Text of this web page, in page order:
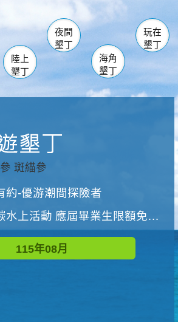
南仁湖
佳樂水
然中心 森林遊樂區
館 墾管處遊客中心
社頂公園 風吹沙
船帆石 龍磐公園
香蕉灣
砂島
鵝鑾鼻
陸上
墾丁
夜間
墾丁
海角
墾丁
玩在
墾丁
約-優游潮間探險者
上活動 應屆畢業生限額免費參加
115年08月